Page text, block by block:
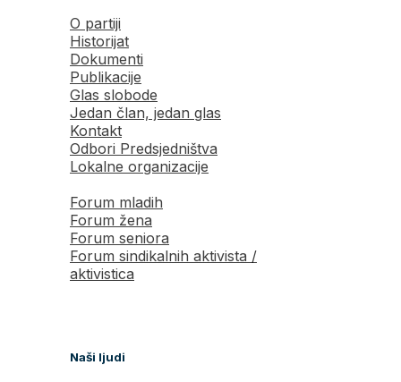
O partiji
Historijat
Dokumenti
Publikacije
Glas slobode
Jedan član, jedan glas
Kontakt
Odbori Predsjedništva
Lokalne organizacije
Forum mladih
Forum žena
Forum seniora
Forum sindikalnih aktivista /
aktivistica
Naši ljudi